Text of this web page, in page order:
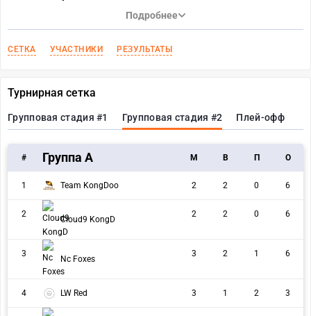
Подробнее
СЕТКА УЧАСТНИКИ РЕЗУЛЬТАТЫ
Турнирная сетка
Групповая стадия #1 Групповая стадия #2 Плей-офф
# Группа А M В П О
1 Team KongDoo 2 2 0 6
2
Cloud9 KongD
2 2 0 6
3
Nc Foxes
3 2 1 6
4 LW Red 3 1 2 3